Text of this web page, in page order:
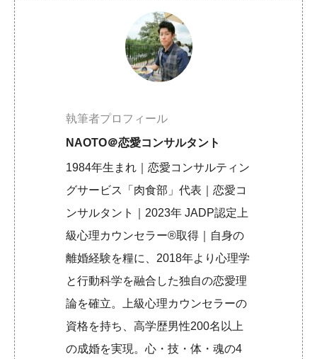
執筆者プロフィール
NAOTO＠恋愛コンサルタント
1984年生まれ｜恋愛コンサルティン
グサービス「肉食部」代表｜恋愛コ
ンサルタント｜2023年 JADP認定上
級心理カウンセラー®取得｜自身の
離婚経験を糧に、2018年より心理学
と行動科学を融合した独自の恋愛理
論を確立。上級心理カウンセラーの
資格を持ち、高学歴男性200名以上
の成婚を実現。心・技・体・魂の4